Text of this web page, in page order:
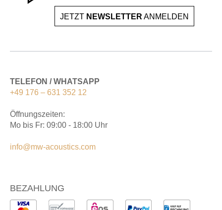
JETZT NEWSLETTER ANMELDEN
TELEFON / WHATSAPP
+49 176 – 631 352 12
Öffnungszeiten:
Mo bis Fr: 09:00 - 18:00 Uhr
info@mw-acoustics.com
BEZAHLUNG